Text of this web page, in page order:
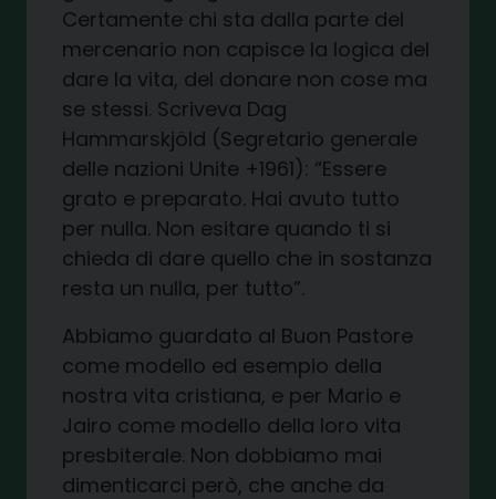
Certamente chi sta dalla parte del
mercenario non capisce la logica del
dare la vita, del donare non cose ma
se stessi. Scriveva Dag
Hammarskjöld (Segretario generale
delle nazioni Unite +1961): “Essere
grato e preparato. Hai avuto tutto
per nulla. Non esitare quando ti si
chieda di dare quello che in sostanza
resta un nulla, per tutto”.
Abbiamo guardato al Buon Pastore
come modello ed esempio della
nostra vita cristiana, e per Mario e
Jairo come modello della loro vita
presbiterale. Non dobbiamo mai
dimenticarci però, che anche da